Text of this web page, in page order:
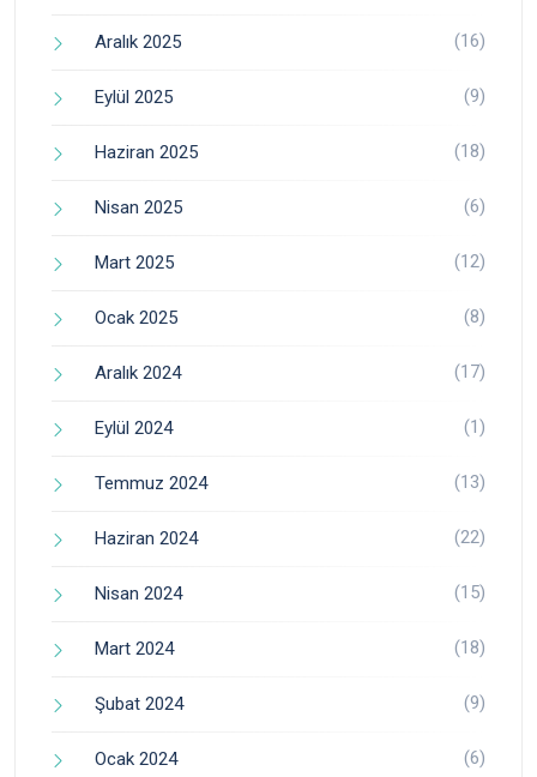
Aralık 2025 (16)
Eylül 2025 (9)
Haziran 2025 (18)
Nisan 2025 (6)
Mart 2025 (12)
Ocak 2025 (8)
Aralık 2024 (17)
Eylül 2024 (1)
Temmuz 2024 (13)
Haziran 2024 (22)
Nisan 2024 (15)
Mart 2024 (18)
Şubat 2024 (9)
Ocak 2024 (6)